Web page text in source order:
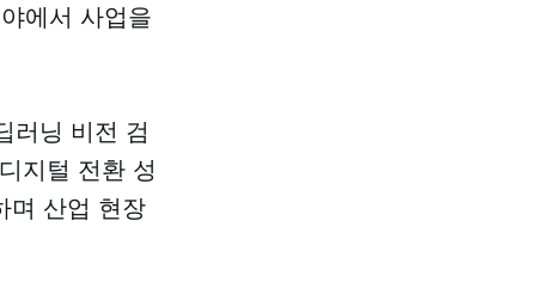
에서 사업을
러닝 비전 검
지털 전환 성
며 산업 현장